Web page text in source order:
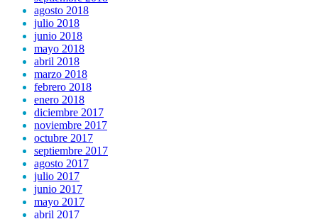
agosto 2018
julio 2018
junio 2018
mayo 2018
abril 2018
marzo 2018
febrero 2018
enero 2018
diciembre 2017
noviembre 2017
octubre 2017
septiembre 2017
agosto 2017
julio 2017
junio 2017
mayo 2017
abril 2017